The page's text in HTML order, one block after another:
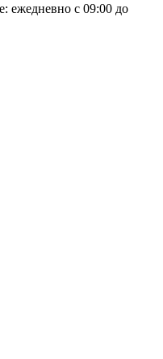
ежедневно с 09:00 до